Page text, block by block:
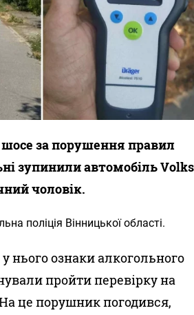
за порушення правил
зупинили автомобіль
чоловік.
поліція Вінницької області.
нього ознаки алкогольного
пройти перевірку на
це порушник погодився,